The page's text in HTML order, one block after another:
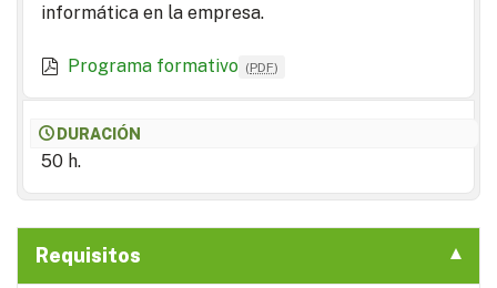
informática en la empresa.
Programa formativo (PDF)
DURACIÓN
50 h.
Requisitos